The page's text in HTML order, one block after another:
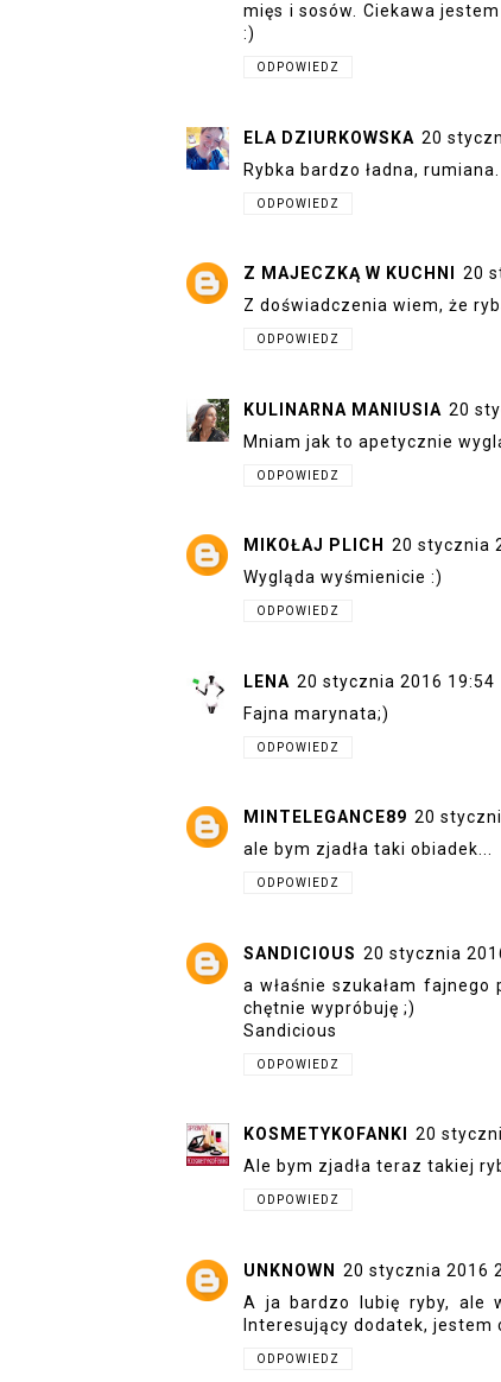
mięs i sosów. Ciekawa
:)
ODPOWIEDZ
ELA DZIURKOWSKA 20
Rybka bardzo ładna,
ODPOWIEDZ
Z MAJECZKĄ W KUCHNI
20
Z doświadczenia wiem, że
ODPOWIEDZ
KULINARNA MANIUSIA 20
Mniam jak to apetycznie
ODPOWIEDZ
MIKOŁAJ PLICH
20 stycznia
Wygląda wyśmienicie :)
ODPOWIEDZ
LENA 20 stycznia 2016 19:54
Fajna marynata;)
ODPOWIEDZ
MINTELEGANCE89 20
ale bym zjadła taki obiadek...
ODPOWIEDZ
SANDICIOUS 20 stycznia
a właśnie szukałam
chętnie wypróbuję ;)
Sandicious
ODPOWIEDZ
KOSMETYKOFANKI
20
Ale bym zjadła teraz takiej
ODPOWIEDZ
UNKNOWN 20 stycznia 2016
A ja bardzo lubię ryby, ale
Interesujący dodatek, jestem
ODPOWIEDZ